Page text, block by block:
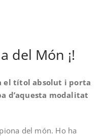
del Món ¡!
el títol absolut i porta
d’aquesta modalitat
del món. Ho ha